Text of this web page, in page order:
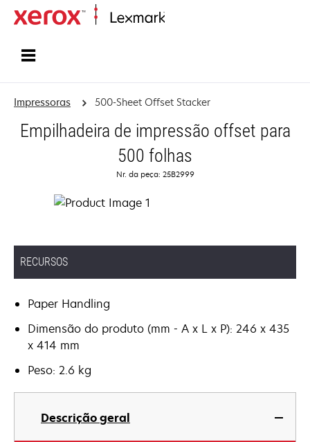
Impressoras 500-Sheet Offset Stacker
Empilhadeira de impressão offset para
500 folhas
Nr. da peça: 25B2999
RECURSOS
Paper Handling
Dimensão do produto (mm - A x L x P): 246 x 435
x 414 mm
Peso: 2.6 kg
Descrição geral